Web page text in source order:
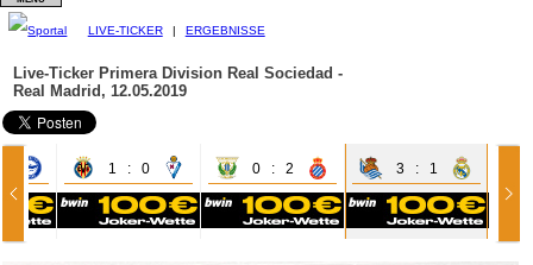
LIVE-TICKER | ERGEBNISSE
Live-Ticker Primera Division Real Sociedad -
Real Madrid, 12.05.2019
1 : 0 0 : 2 3 : 1